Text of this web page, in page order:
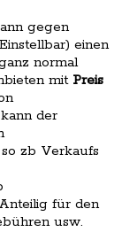
gegen
einen
normal
mit Preis
der
zb Verkaufs
für den
usw.